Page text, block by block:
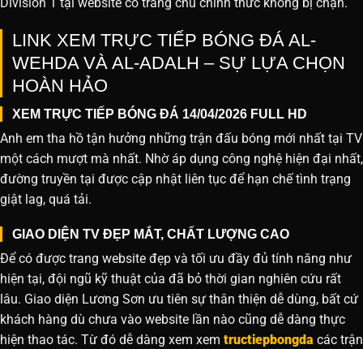
LINK XEM TRỰC TIẾP BÓNG ĐÁ AL-
WEHDA VÀ AL-ADALH – SỰ LỰA CHỌN
HOÀN HẢO
XEM TRỰC TIẾP BÓNG ĐÁ 14/04/2026 FULL HD
Anh em tha hồ tận hưởng những trận đấu bóng mới nhất tại TV
một cách mượt mà nhất. Nhờ áp dụng công nghệ hiện đại nhất,
đường truyền tại được cập nhật liên tục để hạn chế tình trạng
giật lag, quá tải.
GIAO DIỆN TV ĐẸP MẮT, CHẤT LƯỢNG CAO
Để có được trang website đẹp và tối ưu đầy đủ tính năng như
hiện tại, đội ngũ kỹ thuật của đã bỏ thời gian nghiên cứu rất
lâu. Giao diện Lương Sơn ưu tiên sự thân thiện dễ dùng, bất cứ
khách hàng dù chưa vào website lần nào cũng dễ dàng thực
hiện thao tác. Từ đó dễ dàng xem xem tructiepbongda các trận